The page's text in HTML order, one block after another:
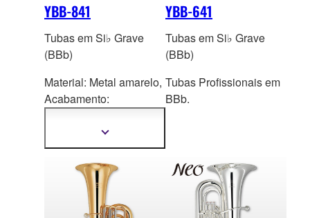
YBB-841
Tubas em Si♭ Grave
(BBb)
Material: Metal amarelo,
Acabamento:
transparenteMostrar
YBB-641
Tubas em Si♭ Grave
(BBb)
Tubas Profissionais em
BBb.